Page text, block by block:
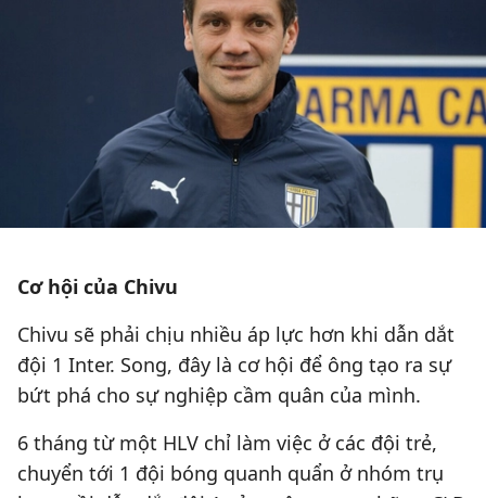
Cơ hội của Chivu
Chivu sẽ phải chịu nhiều áp lực hơn khi dẫn dắt
đội 1 Inter. Song, đây là cơ hội để ông tạo ra sự
bứt phá cho sự nghiệp cầm quân của mình.
6 tháng từ một HLV chỉ làm việc ở các đội trẻ,
chuyển tới 1 đội bóng quanh quẩn ở nhóm trụ